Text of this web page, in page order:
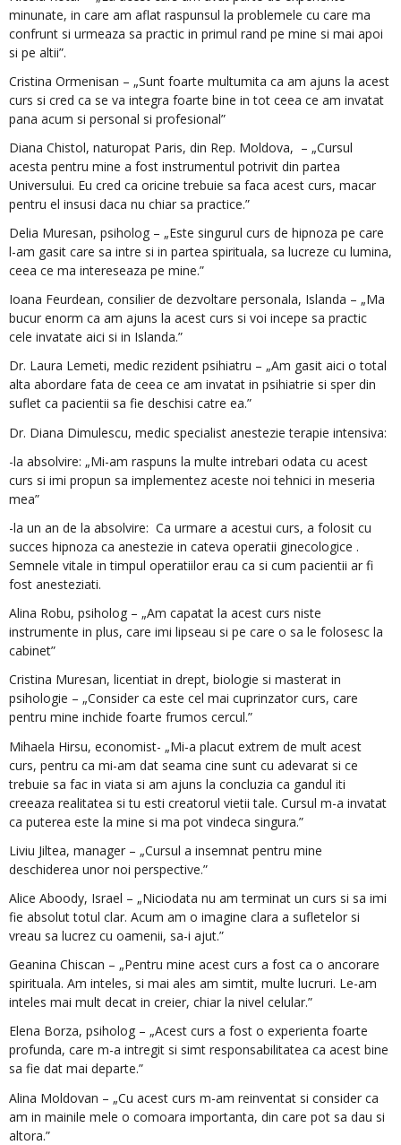
minunate, in care am aflat raspunsul la problemele cu care ma
confrunt si urmeaza sa practic in primul rand pe mine si mai apoi
si pe altii”.
Cristina Ormenisan – „Sunt foarte multumita ca am ajuns la acest
curs si cred ca se va integra foarte bine in tot ceea ce am invatat
pana acum si personal si profesional”
Diana Chistol, naturopat Paris, din Rep. Moldova, – „Cursul
acesta pentru mine a fost instrumentul potrivit din partea
Universului. Eu cred ca oricine trebuie sa faca acest curs, macar
pentru el insusi daca nu chiar sa practice.”
Delia Muresan, psiholog – „Este singurul curs de hipnoza pe care
l-am gasit care sa intre si in partea spirituala, sa lucreze cu lumina,
ceea ce ma intereseaza pe mine.”
Ioana Feurdean, consilier de dezvoltare personala, Islanda – „Ma
bucur enorm ca am ajuns la acest curs si voi incepe sa practic
cele invatate aici si in Islanda.”
Dr. Laura Lemeti, medic rezident psihiatru – „Am gasit aici o total
alta abordare fata de ceea ce am invatat in psihiatrie si sper din
suflet ca pacientii sa fie deschisi catre ea.”
Dr. Diana Dimulescu, medic specialist anestezie terapie intensiva:
-la absolvire: „Mi-am raspuns la multe intrebari odata cu acest
curs si imi propun sa implementez aceste noi tehnici in meseria
mea”
-la un an de la absolvire: Ca urmare a acestui curs, a folosit cu
succes hipnoza ca anestezie in cateva operatii ginecologice .
Semnele vitale in timpul operatiilor erau ca si cum pacientii ar fi
fost anesteziati.
Alina Robu, psiholog – „Am capatat la acest curs niste
instrumente in plus, care imi lipseau si pe care o sa le folosesc la
cabinet”
Cristina Muresan, licentiat in drept, biologie si masterat in
psihologie – „Consider ca este cel mai cuprinzator curs, care
pentru mine inchide foarte frumos cercul.”
Mihaela Hirsu, economist- „Mi-a placut extrem de mult acest
curs, pentru ca mi-am dat seama cine sunt cu adevarat si ce
trebuie sa fac in viata si am ajuns la concluzia ca gandul iti
creeaza realitatea si tu esti creatorul vietii tale. Cursul m-a invatat
ca puterea este la mine si ma pot vindeca singura.”
Liviu Jiltea, manager – „Cursul a insemnat pentru mine
deschiderea unor noi perspective.”
Alice Aboody, Israel – „Niciodata nu am terminat un curs si sa imi
fie absolut totul clar. Acum am o imagine clara a sufletelor si
vreau sa lucrez cu oamenii, sa-i ajut.”
Geanina Chiscan – „Pentru mine acest curs a fost ca o ancorare
spirituala. Am inteles, si mai ales am simtit, multe lucruri. Le-am
inteles mai mult decat in creier, chiar la nivel celular.”
Elena Borza, psiholog – „Acest curs a fost o experienta foarte
profunda, care m-a intregit si simt responsabilitatea ca acest bine
sa fie dat mai departe.”
Alina Moldovan – „Cu acest curs m-am reinventat si consider ca
am in mainile mele o comoara importanta, din care pot sa dau si
altora.”